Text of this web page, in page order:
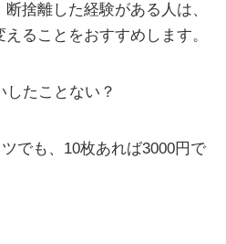
捨離した経験がある人は、
ることをおすすめします。
したことない？
でも、10枚あれば3000円で